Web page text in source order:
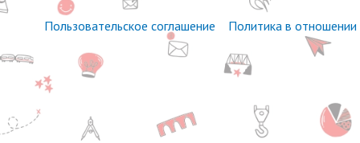
Пользовательское соглашение Политика в